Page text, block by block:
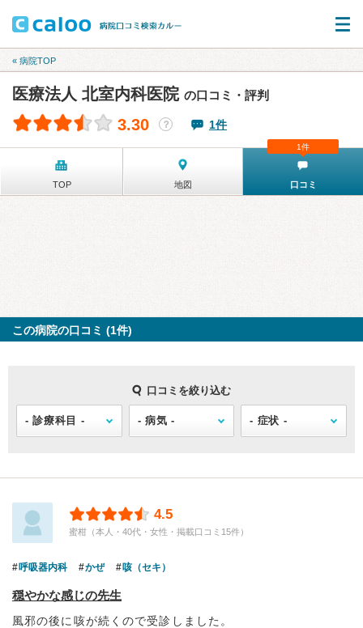
« 病院TOP
医療法人 北室内科医院 の口コミ・評判
3.30 ？ 1件
TOP 地図 口コミ
1件
この病院の口コミ (1件)
口コミを絞り込む
4.5
蜜柑（本人・40代・女性・掲載口コミ15件）
呼吸器内科 かぜ 咳（セキ）
穏やかな感じの先生
風邪の後に咳が続くので受診しました。